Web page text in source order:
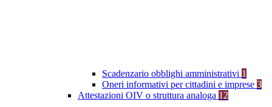
Scadenzario obblighi amministrativi 1
Oneri informativi per cittadini e imprese 3
Attestazioni OIV o struttura analoga 12